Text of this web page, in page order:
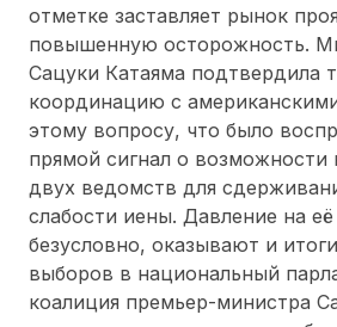
отметке заставляет рынок
повышенную осторожность.
Сацуки Катаяма подтвердила
координацию с
этому вопросу, что было
прямой сигнал о возможности
двух ведомств для
слабости иены. Давление на
безусловно, оказывают и
выборов в национальный
коалиция премьер-министра